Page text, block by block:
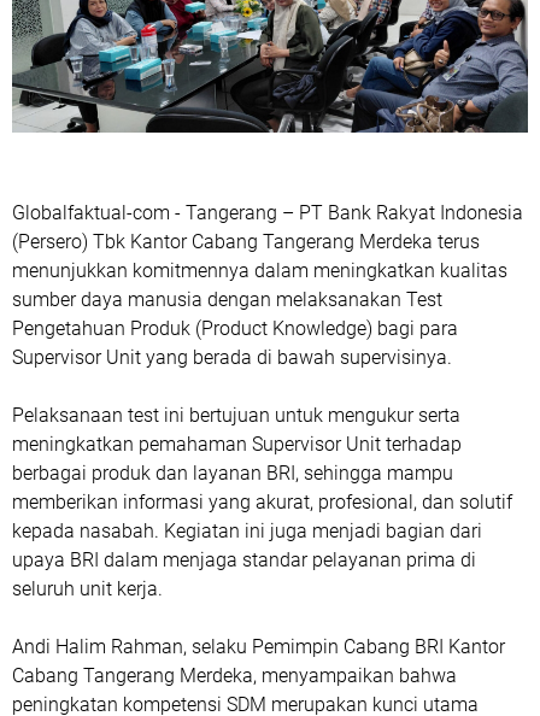
Globalfaktual-com - Tangerang – PT Bank Rakyat Indonesia
(Persero) Tbk Kantor Cabang Tangerang Merdeka terus
menunjukkan komitmennya dalam meningkatkan kualitas
sumber daya manusia dengan melaksanakan Test
Pengetahuan Produk (Product Knowledge) bagi para
Supervisor Unit yang berada di bawah supervisinya.
Pelaksanaan test ini bertujuan untuk mengukur serta
meningkatkan pemahaman Supervisor Unit terhadap
berbagai produk dan layanan BRI, sehingga mampu
memberikan informasi yang akurat, profesional, dan solutif
kepada nasabah. Kegiatan ini juga menjadi bagian dari
upaya BRI dalam menjaga standar pelayanan prima di
seluruh unit kerja.
Andi Halim Rahman, selaku Pemimpin Cabang BRI Kantor
Cabang Tangerang Merdeka, menyampaikan bahwa
peningkatan kompetensi SDM merupakan kunci utama